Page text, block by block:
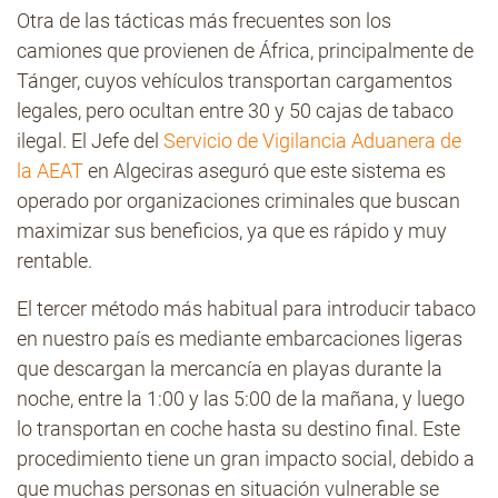
Otra de las tácticas más frecuentes son los
camiones que provienen de África, principalmente de
Tánger, cuyos vehículos transportan cargamentos
legales, pero ocultan entre 30 y 50 cajas de tabaco
ilegal. El Jefe del Servicio de Vigilancia Aduanera de
la AEATen Algeciras aseguró que este sistema es
operado por organizaciones criminales que buscan
maximizar sus beneficios, ya que es rápido y muy
rentable.
El tercer método más habitual para introducir tabaco
en nuestro país es mediante embarcaciones ligeras
que descargan la mercancía en playas durante la
noche, entre la 1:00 y las 5:00 de la mañana, y luego
lo transportan en coche hasta su destino final. Este
procedimiento tiene un gran impacto social, debido a
que muchas personas en situación vulnerable se